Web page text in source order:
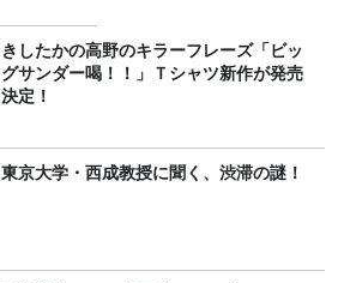
きしたかの高野のキラーフレーズ「ビッ
グサンダー喝！！」Ｔシャツ新作が発売
決定！
東京大学・西成教授に聞く、渋滞の謎！